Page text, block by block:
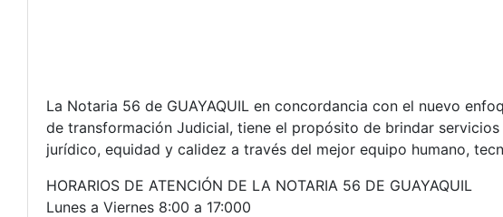
La Notaria 56 de GUAYAQUIL en concordancia con el nuevo
de transformación Judicial, tiene el propósito de brindar
jurídico, equidad y calidez a través del mejor equipo humano,
HORARIOS DE ATENCIÓN DE LA NOTARIA 56 DE GUAYAQUIL
Lunes a Viernes 8:00 a 17:000